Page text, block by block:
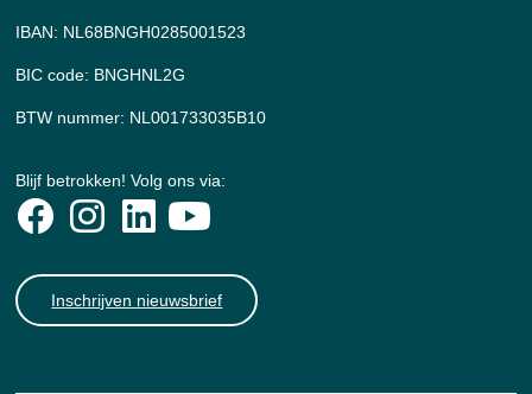
IBAN: NL68BNGH0285001523
BIC code: BNGHNL2G
BTW nummer: NL001733035B10
Blijf betrokken! Volg ons via:
Inschrijven nieuwsbrief